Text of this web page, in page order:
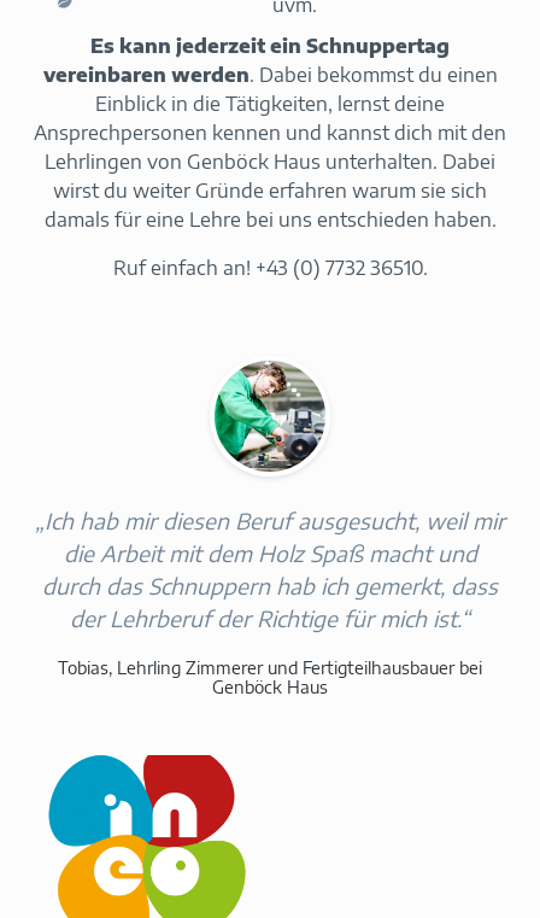
uvm.
Es kann jederzeit ein Schnuppertag
vereinbaren werden. Dabei bekommst du einen
Einblick in die Tätigkeiten, lernst deine
Ansprechpersonen kennen und kannst dich mit den
Lehrlingen von Genböck Haus unterhalten. Dabei
wirst du weiter Gründe erfahren warum sie sich
damals für eine Lehre bei uns entschieden haben.
Ruf einfach an! +43 (0) 7732 36510.
„Ich hab mir diesen Beruf ausgesucht, weil mir
die Arbeit mit dem Holz Spaß macht und
durch das Schnuppern hab ich gemerkt, dass
der Lehrberuf der Richtige für mich ist.“
Tobias, Lehrling Zimmerer und Fertigteilhausbauer bei
Genböck Haus